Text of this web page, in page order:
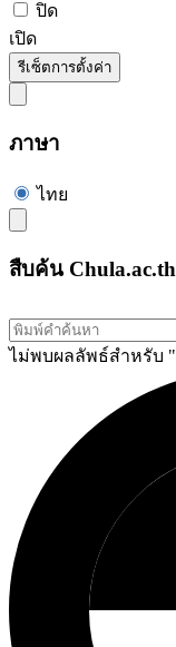
ปิด
เปิด
รีเซ็ตการตั้งค่า
ภาษา
ไทย
สืบค้น Chula.ac.th
ไม่พบผลลัพธ์สำหรับ "